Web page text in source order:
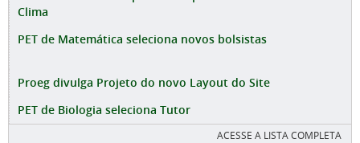
Clima
PET de Matemática seleciona novos bolsistas
Proeg divulga Projeto do novo Layout do Site
PET de Biologia seleciona Tutor
ACESSE A LISTA COMPLETA